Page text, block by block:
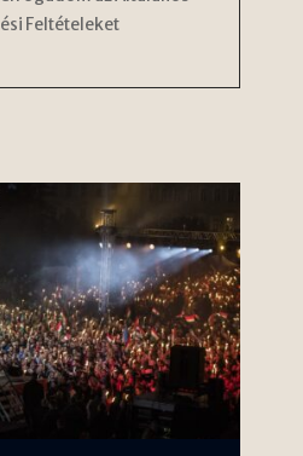
Feltételeket